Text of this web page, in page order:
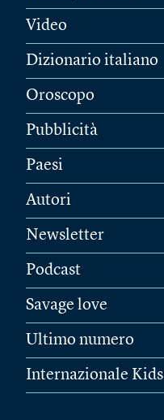
Video
Dizionario italiano
Oroscopo
Pubblicità
Paesi
Autori
Newsletter
Podcast
Savage love
Ultimo numero
Internazionale Kids